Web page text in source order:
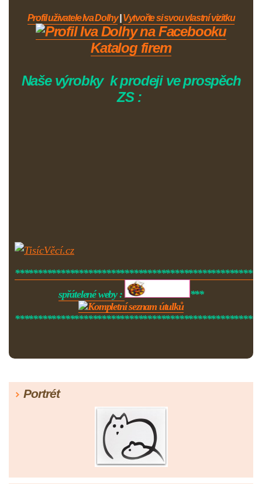
Profil uživatele Iva Dolhy| Vytvořte si svou vlastní vizitku
Katalog firem
Naše výrobky k prodeji ve prospěch
ZS :
spřátelené weby :
***
Portrét